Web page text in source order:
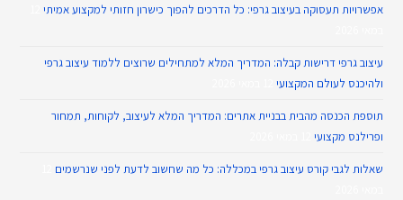
אפשרויות תעסוקה בעיצוב גרפי: כל הדרכים להפוך כישרון חזותי למקצוע אמיתי
עיצוב גרפי דרישות קבלה: המדריך המלא למתחילים שרוצים ללמוד עיצוב גרפי
ולהיכנס לעולם המקצועי
תוספת הכנסה מהבית בבניית אתרים: המדריך המלא לעיצוב, לקוחות, תמחור
ופרילנס מקצועי
שאלות לגבי קורס עיצוב גרפי במכללה: כל מה שחשוב לדעת לפני שנרשמים